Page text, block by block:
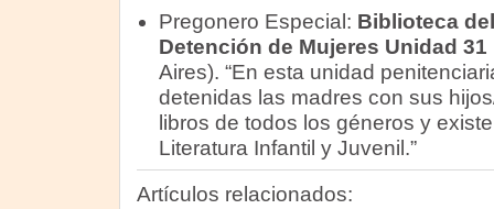
Pregonero Especial: Biblioteca
Detención de Mujeres Unidad 31
Aires). “En esta unidad
detenidas las madres con sus
libros de todos los géneros y
Literatura Infantil y Juvenil.”
Artículos relacionados: